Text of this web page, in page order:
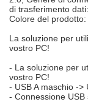
di trasferimento
Colore del
La soluzione per
vostro PC!
- La soluzione per
vostro PC!
- USB A maschio ->
- Connessione